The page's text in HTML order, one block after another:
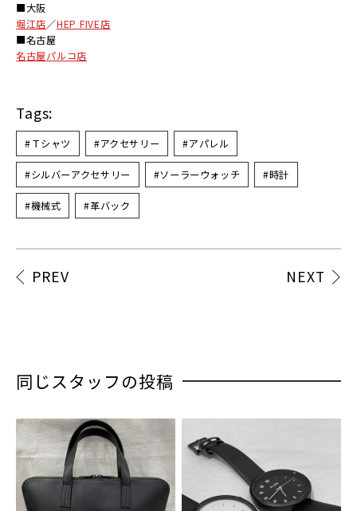
■大阪
堀江店／HEP FIVE店
■名古屋
名古屋パルコ店
Tags:
#Ｔシャツ #アクセサリー #アパレル
#シルバーアクセサリー #ソーラーウォッチ #時計
#機械式 #革バック
PREV NEXT
同じスタッフの投稿